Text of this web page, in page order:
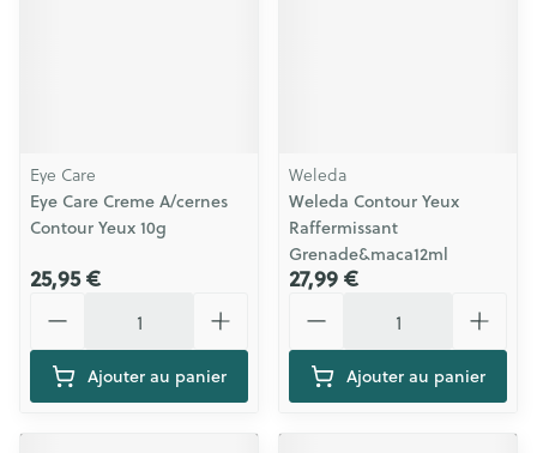
Eye Care
Eye Care Creme A/cernes
Contour Yeux 10g
25,95 €
Ajouter au panier
Weleda
Weleda Contour Yeux
Raffermissant
Grenade&maca12ml
27,99 €
Ajouter au panier